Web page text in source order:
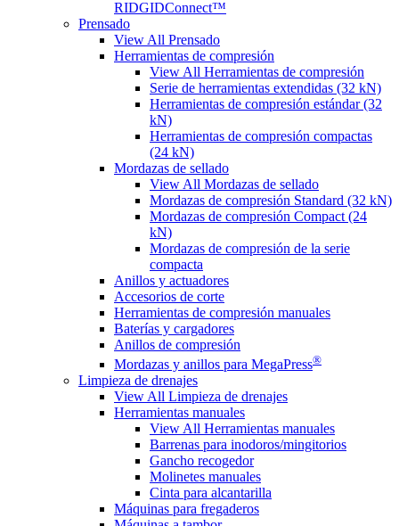
RIDGIDConnect™
Prensado
View All Prensado
Herramientas de compresión
View All Herramientas de compresión
Serie de herramientas extendidas (32 kN)
Herramientas de compresión estándar (32
kN)
Herramientas de compresión compactas
(24 kN)
Mordazas de sellado
View All Mordazas de sellado
Mordazas de compresión Standard (32 kN)
Mordazas de compresión Compact (24
kN)
Mordazas de compresión de la serie
compacta
Anillos y actuadores
Accesorios de corte
Herramientas de compresión manuales
Baterías y cargadores
Anillos de compresión
Mordazas y anillos para MegaPress®
Limpieza de drenajes
View All Limpieza de drenajes
Herramientas manuales
View All Herramientas manuales
Barrenas para inodoros/mingitorios
Gancho recogedor
Molinetes manuales
Cinta para alcantarilla
Máquinas para fregaderos